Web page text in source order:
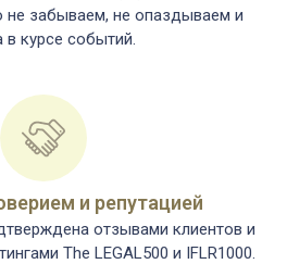
не забываем, не опаздываем и
в курсе событий.
и репутацией
отзывами клиентов и
The LEGAL500 и IFLR1000.​